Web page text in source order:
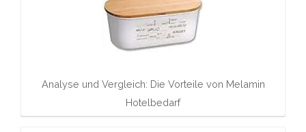
Analyse und Vergleich: Die Vorteile von Melamin
Hotelbedarf